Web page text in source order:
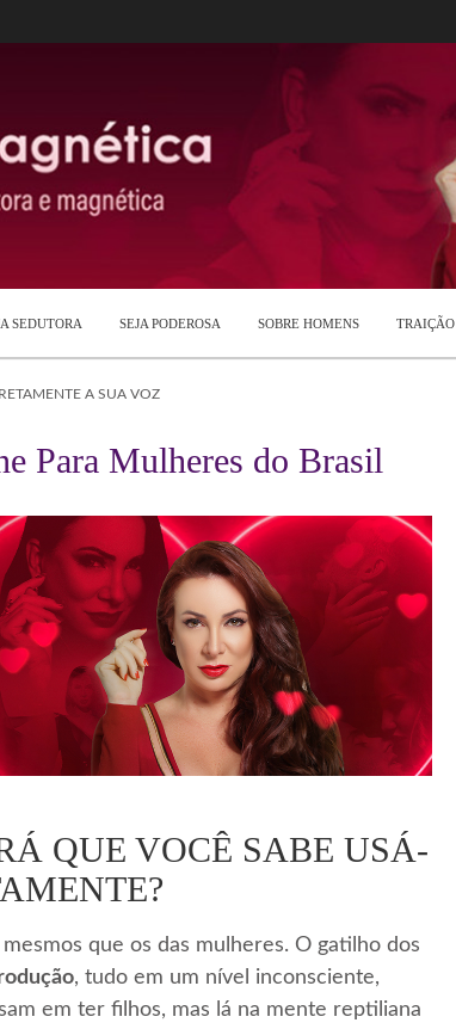
SEDUTORA SEJA PODEROSA SOBRE HOMENS TRAIÇÃO
A SUA VOZ
Para Mulheres do Brasil
QUE VOCÊ SABE USÁ-
que os das mulheres. O gatilho dos
, tudo em um nível inconsciente,
em ter filhos, mas lá na mente reptiliana